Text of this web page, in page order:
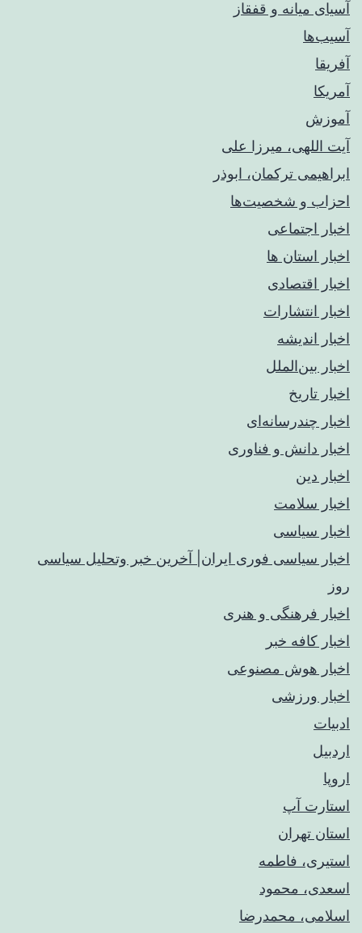
آسیای میانه و قفقاز
آسیب‌ها
آفریقا
آمریکا
آموزش
آیت اللهی، میرزا علی
ابراهیمی ترکمان، ابوذر
احزاب و شخصیت‌ها
اخبار اجتماعی
اخبار استان ها
اخبار اقتصادی
اخبار انتشارات
اخبار اندیشه
اخبار بین‌الملل
اخبار تاریخ
اخبار چندرسانه‌ای
اخبار دانش و فناوری
اخبار دین
اخبار سلامت
اخبار سیاسی
اخبار سیاسی فوری ایران| آخرین خبر وتحلیل سیاسی
روز
اخبار فرهنگی و هنری
اخبار کافه خبر
اخبار هوش مصنوعی
اخبار ورزشی
ادبیات
اردبیل
اروپا
استارت آپ
استان تهران
استیری، فاطمه
اسعدی، محمود
اسلامی، محمدرضا